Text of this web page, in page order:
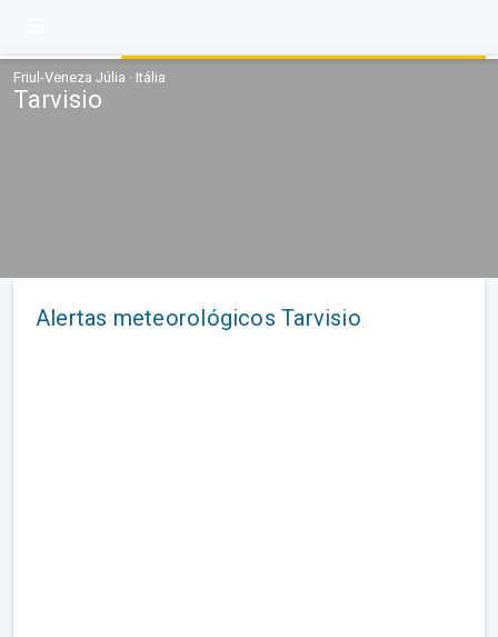
Friul-Veneza Júlia · Itália
Tarvisio
Alertas meteorológicos Tarvisio